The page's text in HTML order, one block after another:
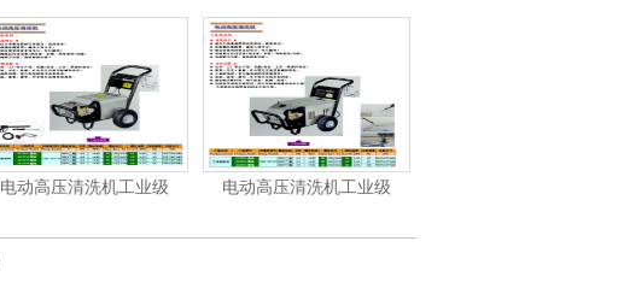
电动高压清洗机工业级 汽油/柴油高压清洗机